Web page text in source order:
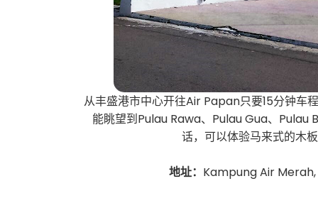
从丰盛港市中心开往Air Papan只要15分钟车
能眺望到Pulau Rawa、Pulau Gua、Pulau
话，可以体验马来式的木
地址： Kampung Air